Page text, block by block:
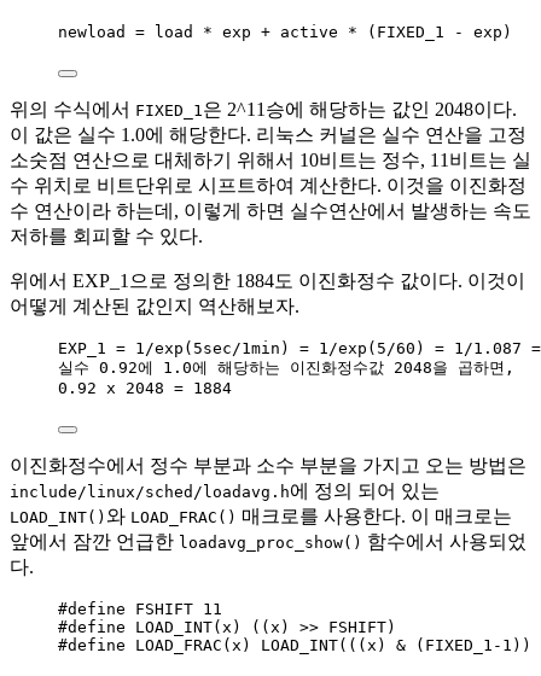
newload = load * exp + active * (FIXED_1 - exp)
위의 수식에서 FIXED_1 은 2^11승에 해당하는 값인 2048이다.
이 값은 실수 1.0에 해당한다. 리눅스 커널은 실수 연산을 고정
소숫점 연산으로 대체하기 위해서 10비트는 정수, 11비트는 실
수 위치로 비트단위로 시프트하여 계산한다. 이것을 이진화정
수 연산이라 하는데, 이렇게 하면 실수연산에서 발생하는 속도
저하를 회피할 수 있다.
위에서 EXP_1으로 정의한 1884도 이진화정수 값이다. 이것이
어떻게 계산된 값인지 역산해보자.
EXP_1 = 1/exp(5sec/1min) = 1/exp(5/60) = 1/1.087
실수 0.92에 1.0에 해당하는 이진화정수값 2048을 곱하면,
0.92 x 2048 = 1884
이진화정수에서 정수 부분과 소수 부분을 가지고 오는 방법은
include/linux/sched/loadavg.h에 정의 되어 있는
LOAD_INT() 와 LOAD_FRAC() 매크로를 사용한다. 이 매크로는
앞에서 잠깐 언급한 loadavg_proc_show() 함수에서 사용되었
다.
#define FSHIFT 11
#define
LOAD_INT( x ) ((x) >> FSHIFT)
#define
LOAD_FRAC ( x ) LOAD_INT(((x) & (FIXED_1 - 1 ))